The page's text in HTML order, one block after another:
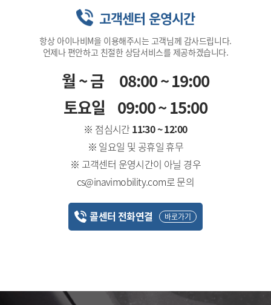
고객센터 운영시간
항상 아이나비M을 이용해주시는 고객님께 감사드립니다.
언제나 편안하고 친절한 상담서비스를 제공하겠습니다.
월~금
08:00 ~ 19:00
토요일
09:00 ~ 15:00
※ 점심시간 11:30 ~ 12:00
※ 일요일 및 공휴일 휴무
※ 고객센터 운영시간이 아닐 경우
cs@inavimobility.com로 문의
콜센터 전화연결 바로가기